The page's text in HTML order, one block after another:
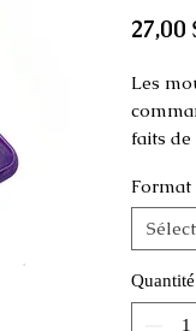
27,00
Les
faits
Ce
Petit: 6
Format
Quantité